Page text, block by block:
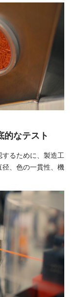
的なテスト
るために、製造工
、色の一貫性、機